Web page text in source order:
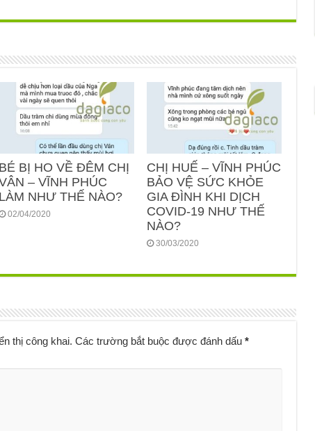
BÉ BỊ HO VỀ ĐÊM CHỊ
– VĨNH PHÚC
LÀM NHƯ THẾ NÀO?
02/04/2020
CHỊ HUẾ – VĨNH PHÚC
BẢO VỆ SỨC KHỎE
GIA ĐÌNH KHI DỊCH
COVID-19 NHƯ THẾ
NÀO?
30/03/2020
thị công khai. Các trường bắt buộc được đánh dấu *